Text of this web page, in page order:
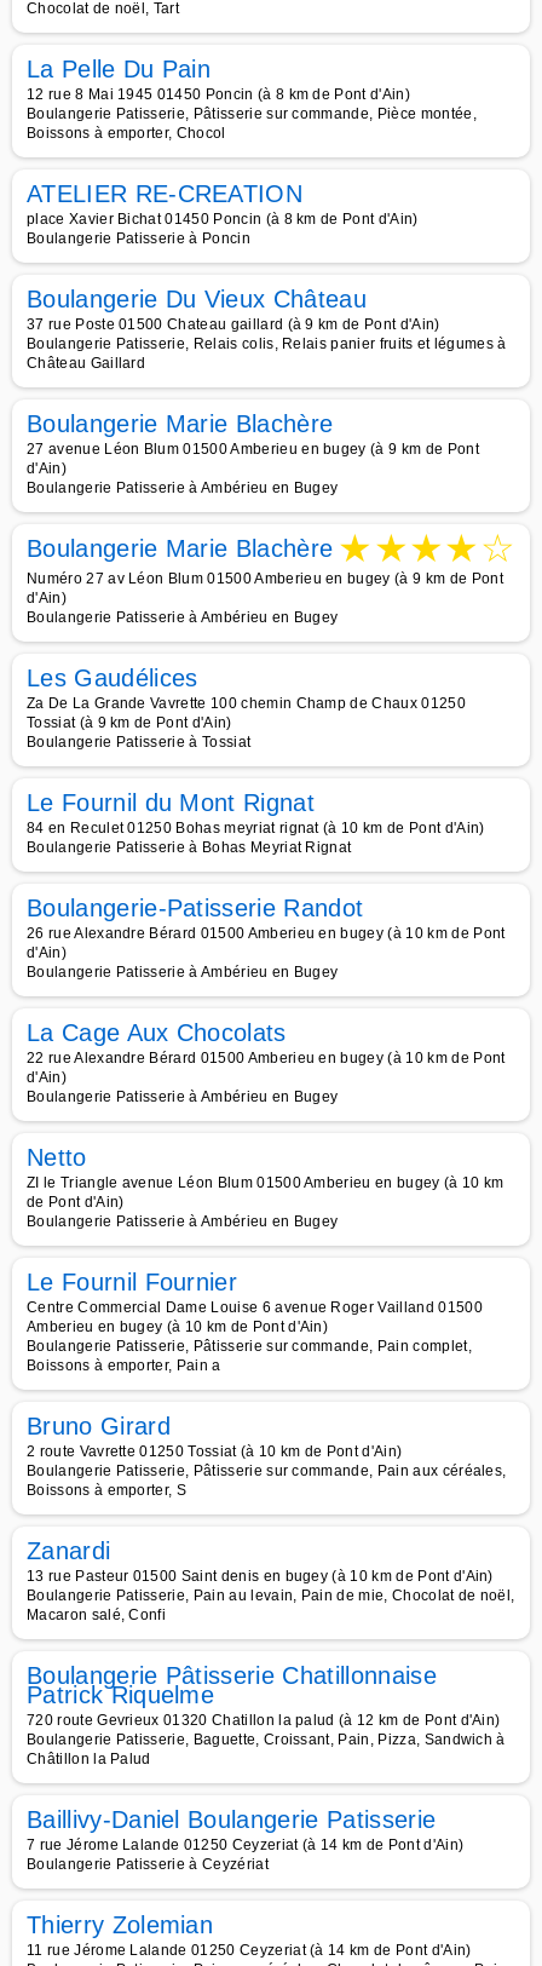
Chocolat de noël, Tart
La Pelle Du Pain
12 rue 8 Mai 1945 01450 Poncin (à 8 km de Pont d'Ain)
Boulangerie Patisserie, Pâtisserie sur commande, Pièce montée,
Boissons à emporter, Chocol
ATELIER RE-CREATION
place Xavier Bichat 01450 Poncin (à 8 km de Pont d'Ain)
Boulangerie Patisserie à Poncin
Boulangerie Du Vieux Château
37 rue Poste 01500 Chateau gaillard (à 9 km de Pont d'Ain)
Boulangerie Patisserie, Relais colis, Relais panier fruits et légumes à
Château Gaillard
Boulangerie Marie Blachère
27 avenue Léon Blum 01500 Amberieu en bugey (à 9 km de Pont
d'Ain)
Boulangerie Patisserie à Ambérieu en Bugey
Boulangerie Marie Blachère ★★★★☆
Numéro 27 av Léon Blum 01500 Amberieu en bugey (à 9 km de Pont
d'Ain)
Boulangerie Patisserie à Ambérieu en Bugey
Les Gaudélices
Za De La Grande Vavrette 100 chemin Champ de Chaux 01250
Tossiat (à 9 km de Pont d'Ain)
Boulangerie Patisserie à Tossiat
Le Fournil du Mont Rignat
84 en Reculet 01250 Bohas meyriat rignat (à 10 km de Pont d'Ain)
Boulangerie Patisserie à Bohas Meyriat Rignat
Boulangerie-Patisserie Randot
26 rue Alexandre Bérard 01500 Amberieu en bugey (à 10 km de Pont
d'Ain)
Boulangerie Patisserie à Ambérieu en Bugey
La Cage Aux Chocolats
22 rue Alexandre Bérard 01500 Amberieu en bugey (à 10 km de Pont
d'Ain)
Boulangerie Patisserie à Ambérieu en Bugey
Netto
ZI le Triangle avenue Léon Blum 01500 Amberieu en bugey (à 10 km
de Pont d'Ain)
Boulangerie Patisserie à Ambérieu en Bugey
Le Fournil Fournier
Centre Commercial Dame Louise 6 avenue Roger Vailland 01500
Amberieu en bugey (à 10 km de Pont d'Ain)
Boulangerie Patisserie, Pâtisserie sur commande, Pain complet,
Boissons à emporter, Pain a
Bruno Girard
2 route Vavrette 01250 Tossiat (à 10 km de Pont d'Ain)
Boulangerie Patisserie, Pâtisserie sur commande, Pain aux céréales,
Boissons à emporter, S
Zanardi
13 rue Pasteur 01500 Saint denis en bugey (à 10 km de Pont d'Ain)
Boulangerie Patisserie, Pain au levain, Pain de mie, Chocolat de noël,
Macaron salé, Confi
Boulangerie Pâtisserie Chatillonnaise
Patrick Riquelme
720 route Gevrieux 01320 Chatillon la palud (à 12 km de Pont d'Ain)
Boulangerie Patisserie, Baguette, Croissant, Pain, Pizza, Sandwich à
Châtillon la Palud
Baillivy-Daniel Boulangerie Patisserie
7 rue Jérome Lalande 01250 Ceyzeriat (à 14 km de Pont d'Ain)
Boulangerie Patisserie à Ceyzériat
Thierry Zolemian
11 rue Jérome Lalande 01250 Ceyzeriat (à 14 km de Pont d'Ain)